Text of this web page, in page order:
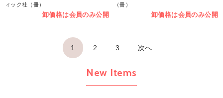
ィック社（冊）
卸価格は会員のみ公開
（冊）
卸価格は会員のみ公開
1 2 3 次へ
New Items